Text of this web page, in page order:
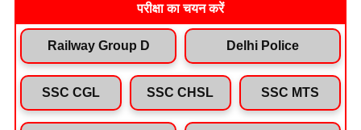
परीक्षा का चयन करें
Railway Group D Delhi Police
SSC CGL SSC CHSL SSC MTS